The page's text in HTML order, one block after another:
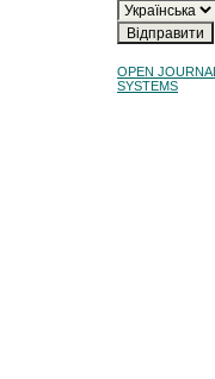
OPEN JOURNAL
SYSTEMS